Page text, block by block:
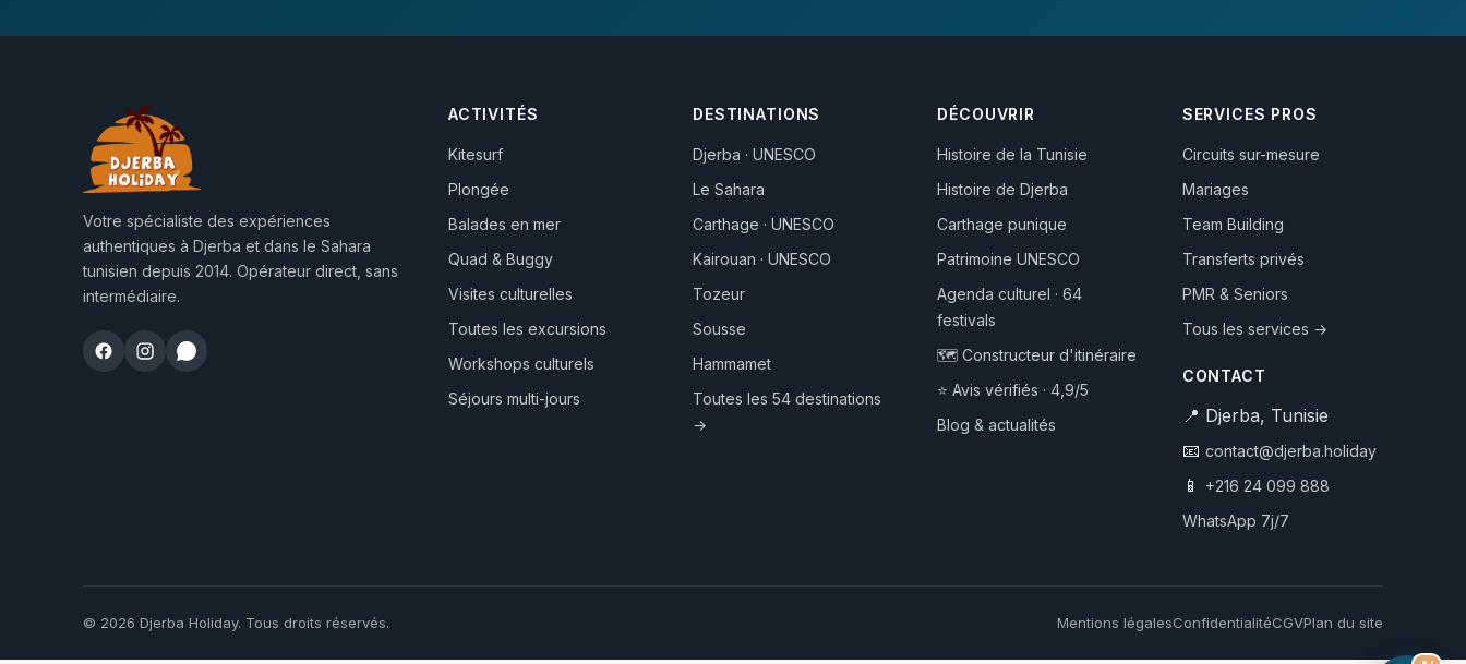
Votre spécialiste des expériences
authentiques à Djerba et dans le Sahara
tunisien depuis 2014. Opérateur direct, sans
intermédiaire.
ACTIVITÉS
Kitesurf
Plongée
Balades en mer
Quad & Buggy
Visites culturelles
Toutes les excursions
Workshops culturels
Séjours multi-jours
DESTINATIONS
Djerba · UNESCO
Le Sahara
Carthage · UNESCO
Kairouan · UNESCO
Tozeur
Sousse
Hammamet
Toutes les 54 destinations
→
DÉCOUVRIR
Histoire de la Tunisie
Histoire de Djerba
Carthage punique
Patrimoine UNESCO
Agenda culturel · 64
festivals
🗺️ Constructeur d'itinéraire
⭐ Avis vérifiés · 4,9/5
Blog & actualités
SERVICES PROS
Circuits sur-mesure
Mariages
Team Building
Transferts privés
PMR & Seniors
Tous les services →
CONTACT
📍 Djerba, Tunisie
📧 contact@djerba.holiday
📱
+216 24 099 888
WhatsApp 7j/7
© 2026 Djerba Holiday. Tous droits réservés. Mentions légalesConfidentialitéCGVPlan du site